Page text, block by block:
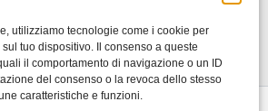
utilizziamo tecnologie come i cookie per
tuo dispositivo. Il consenso a queste
il comportamento di navigazione o un ID
del consenso o la revoca dello stesso
caratteristiche e funzioni.